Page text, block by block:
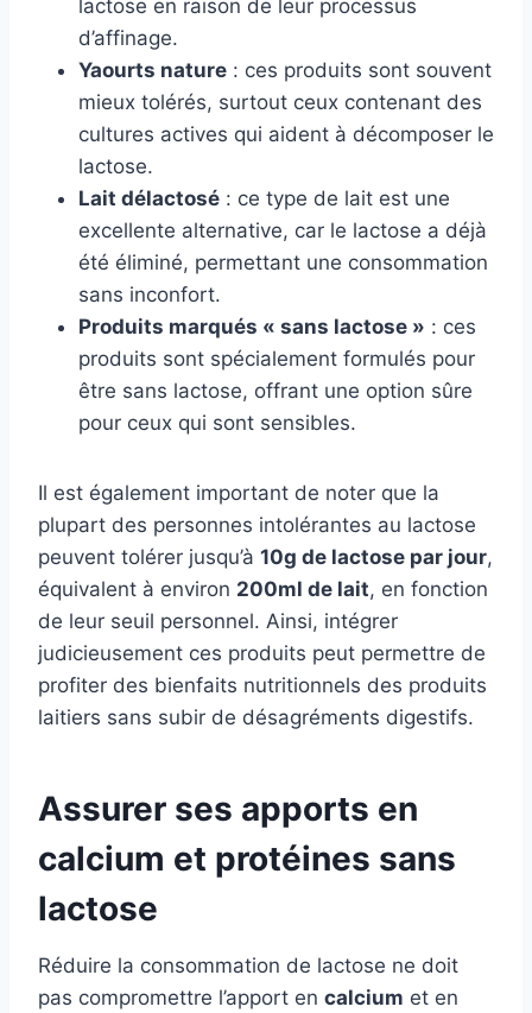
lactose en raison de leur processus
d’affinage.
Yaourts nature : ces produits sont souvent
mieux tolérés, surtout ceux contenant des
cultures actives qui aident à décomposer le
lactose.
Lait délactosé : ce type de lait est une
excellente alternative, car le lactose a déjà
été éliminé, permettant une consommation
sans inconfort.
Produits marqués « sans lactose » : ces
produits sont spécialement formulés pour
être sans lactose, offrant une option sûre
pour ceux qui sont sensibles.
Il est également important de noter que la
plupart des personnes intolérantes au lactose
peuvent tolérer jusqu’à 10g de lactose par jour,
équivalent à environ 200ml de lait, en fonction
de leur seuil personnel. Ainsi, intégrer
judicieusement ces produits peut permettre de
profiter des bienfaits nutritionnels des produits
laitiers sans subir de désagréments digestifs.
Assurer ses apports en
calcium et protéines sans
lactose
Réduire la consommation de lactose ne doit
pas compromettre l’apport en calcium et en